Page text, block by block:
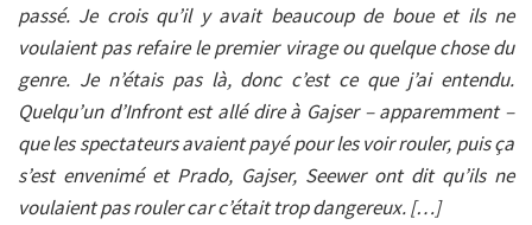
passé. Je crois qu’il y avait beaucoup de boue et ils ne
voulaient pas refaire le premier virage ou quelque chose du
genre. Je n’étais pas là, donc c’est ce que j’ai entendu.
Quelqu’un d’Infront est allé dire à Gajser – apparemment –
que les spectateurs avaient payé pour les voir rouler, puis ça
s’est envenimé et Prado, Gajser, Seewer ont dit qu’ils ne
voulaient pas rouler car c’était trop dangereux. […]